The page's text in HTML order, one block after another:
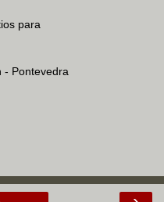
para
- Pontevedra